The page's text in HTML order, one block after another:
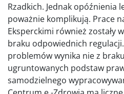
Rzadkich. Jednak opóźnienia
poważnie komplikują. Prace
Eksperckimi również zostały
braku odpowiednich
problemów wynika nie z
ugruntowanych podstaw
samodzielnego